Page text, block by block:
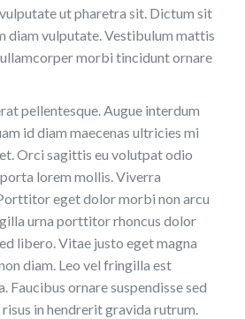
ut pharetra sit. Dictum sit
diam vulputate. Vestibulum mattis
morbi tincidunt ornare
pellentesque. Augue interdum
id diam maecenas ultricies mi
Orci sagittis eu volutpat odio
lorem mollis. Viverra
eget dolor morbi non arcu
urna porttitor rhoncus dolor
libero. Vitae justo eget magna
diam. Leo vel fringilla est
Faucibus ornare suspendisse sed
risus in hendrerit gravida rutrum.